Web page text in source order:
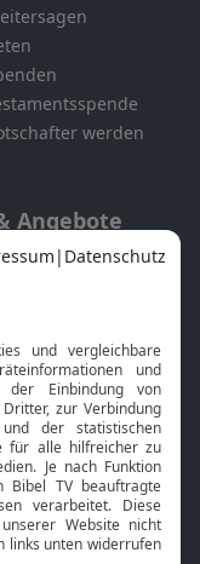
werden
Angebote
App
TV
Online-Bibel
Gottesdienst